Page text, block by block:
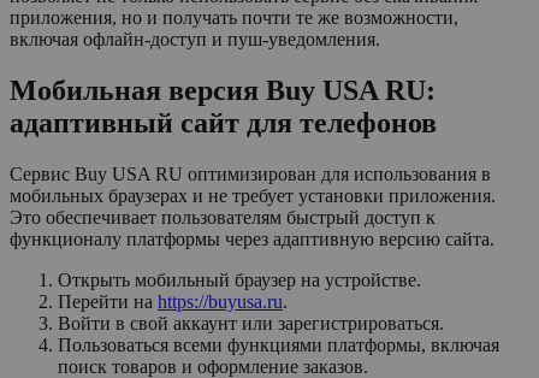
приложения, но и получать почти те же возможности,
включая офлайн-доступ и пуш-уведомления.
Мобильная версия Buy USA RU:
адаптивный сайт для телефонов
Сервис Buy USA RU оптимизирован для использования в
мобильных браузерах и не требует установки приложения.
Это обеспечивает пользователям быстрый доступ к
функционалу платформы через адаптивную версию сайта.
Открыть мобильный браузер на устройстве.
Перейти на https://buyusa.ru.
Войти в свой аккаунт или зарегистрироваться.
Пользоваться всеми функциями платформы, включая
поиск товаров и оформление заказов.